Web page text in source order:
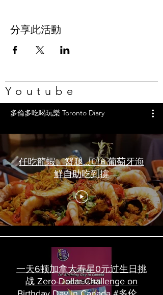
分享此活動
Youtube
多倫多吃喝玩樂 Toronto Diary
任吃龍蝦、蟹腿…🇨🇦葡萄牙海
鮮自助吃到撐
一天6顿加拿大寿星0元过生日挑
战 Zero-Dollar Challenge on